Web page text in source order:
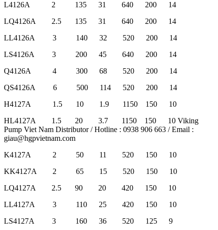
L4126A 2 135 31 640 200 14
LQ4126A 2.5 135 31 640 200 14
LL4126A 3 140 32 520 200 14
LS4126A 3 200 45 640 200 14
Q4126A 4 300 68 520 200 14
QS4126A 6 500 114 520 200 14
H4127A 1.5 10 1.9 1150 150 10
HL4127A 1.5 20 3.7 1150 150 10 Viking
Pump Viet Nam Distributor / Hotline : 0938 906 663 / Email :
giau@hgpvietnam.com
K4127A 2 50 11 520 150 10
KK4127A 2 65 15 520 150 10
LQ4127A 2.5 90 20 420 150 10
LL4127A 3 110 25 420 150 10
LS4127A 3 160 36 520 125 9